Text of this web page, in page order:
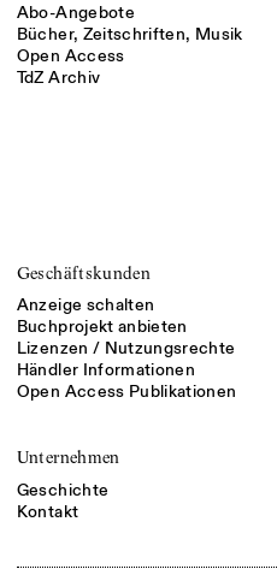
Abo-Angebote
Bücher, Zeitschriften, Musik
Open Access
TdZ Archiv
Geschäftskunden
Anzeige schalten
Buchprojekt anbieten
Lizenzen / Nutzungsrechte
Händler Informationen
Open Access Publikationen
Unternehmen
Geschichte
Kontakt